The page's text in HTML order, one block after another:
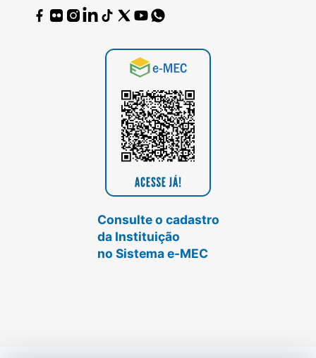
Consulte o cadastro
da Instituição
no Sistema e-MEC